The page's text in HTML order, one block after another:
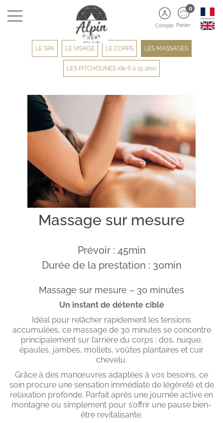
Compte
0
Panier
LE SPA LE VISAGE LE CORPS LES MASSAGES
LES PITCHOUNES (de 6 à 15 ans)
Massage sur mesure
Prévoir : 45min
Durée de la prestation : 30min
Massage sur mesure – 30 minutes
Un instant de détente ciblé
Idéal pour relâcher rapidement les tensions
accumulées, ce massage de 30 minutes se concentre
principalement sur l’arrière du corps : dos, nuque,
épaules, jambes, mollets, voûtes plantaires et cuir
chevelu.
Grâce à des manœuvres adaptées à vos besoins, ce
soin procure une sensation immédiate de légèreté et de
relaxation profonde. Parfait après une journée active en
montagne ou simplement pour s’offrir une pause bien-
être revitalisante.